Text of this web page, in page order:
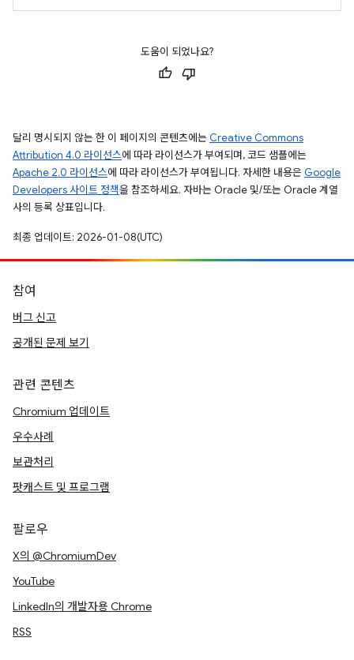
도움이 되었나요?
달리 명시되지 않는 한 이 페이지의 콘텐츠에는 Creative Commons
Attribution 4.0 라이선스에 따라 라이선스가 부여되며, 코드 샘플에는
Apache 2.0 라이선스에 따라 라이선스가 부여됩니다. 자세한 내용은 Google
Developers 사이트 정책을 참조하세요. 자바는 Oracle 및/또는 Oracle 계열
사의 등록 상표입니다.
최종 업데이트: 2026-01-08(UTC)
참여
버그 신고
공개된 문제 보기
관련 콘텐츠
Chromium 업데이트
우수사례
보관처리
팟캐스트 및 프로그램
팔로우
X의 @ChromiumDev
YouTube
LinkedIn의 개발자용 Chrome
RSS